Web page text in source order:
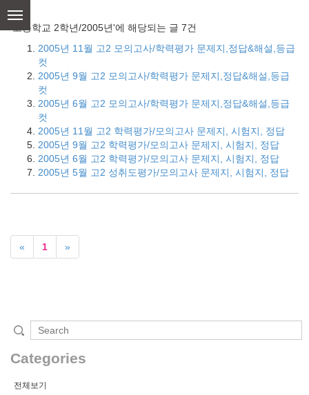
content
'고등학교 2학년/2005년'에 해당되는 글 7건
2005년 11월 고2 모의고사/학력평가 문제지,정답&해설,등급
컷
2005년 9월 고2 모의고사/학력평가 문제지,정답&해설,등급
컷
2005년 6월 고2 모의고사/학력평가 문제지,정답&해설,등급
컷
2005년 11월 고2 학력평가/모의고사 문제지, 시험지, 정답
2005년 9월 고2 학력평가/모의고사 문제지, 시험지, 정답
2005년 6월 고2 학력평가/모의고사 문제지, 시험지, 정답
2005년 5월 고2 성취도평가/모의고사 문제지, 시험지, 정답
« 1 »
Categories
전체보기